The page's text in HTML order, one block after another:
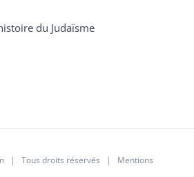
du Judaïsme
| Tous droits réservés | Mentions